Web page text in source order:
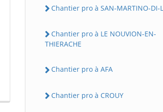
Chantier pro à SAN-MARTINO-DI-
Chantier pro à LE NOUVION-EN-
THIERACHE
Chantier pro à AFA
Chantier pro à CROUY